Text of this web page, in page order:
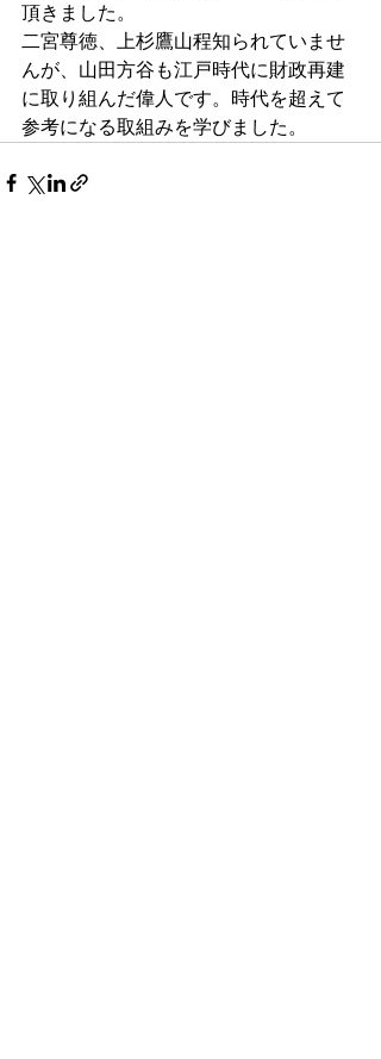
頂きました。
二宮尊徳、上杉鷹山程知られていませ
んが、山田方谷も江戸時代に財政再建
に取り組んだ偉人です。時代を超えて
参考になる取組みを学びました。